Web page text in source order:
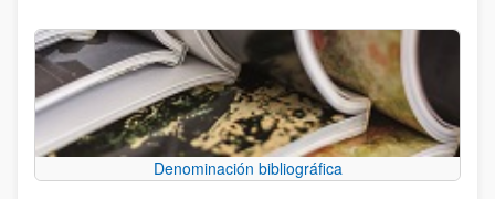
Denominación bibliográfica